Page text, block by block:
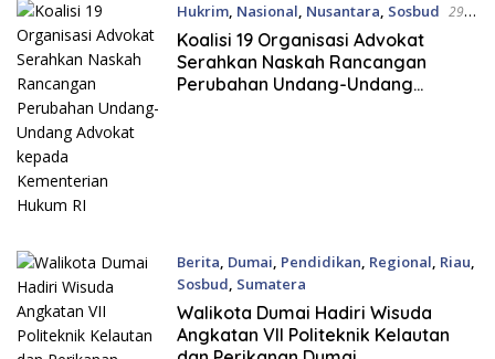
Hukrim, Nasional, Nusantara, Sosbud 29
Juli, 2026
Koalisi 19 Organisasi Advokat
Serahkan Naskah Rancangan
Perubahan Undang-Undang
Berita, Dumai, Pendidikan, Regional, Riau,
Sosbud, Sumatera
29 Juli, 2026
Walikota Dumai Hadiri Wisuda
Angkatan VII Politeknik Kelautan